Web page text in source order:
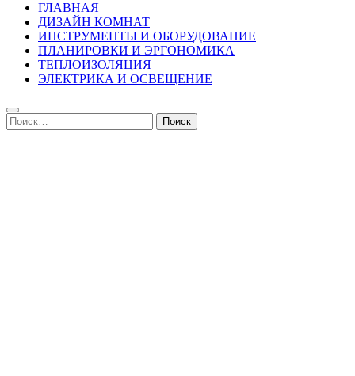
ГЛАВНАЯ
ДИЗАЙН КОМНАТ
ИНСТРУМЕНТЫ И ОБОРУДОВАНИЕ
ПЛАНИРОВКИ И ЭРГОНОМИКА
ТЕПЛОИЗОЛЯЦИЯ
ЭЛЕКТРИКА И ОСВЕЩЕНИЕ
Найти: